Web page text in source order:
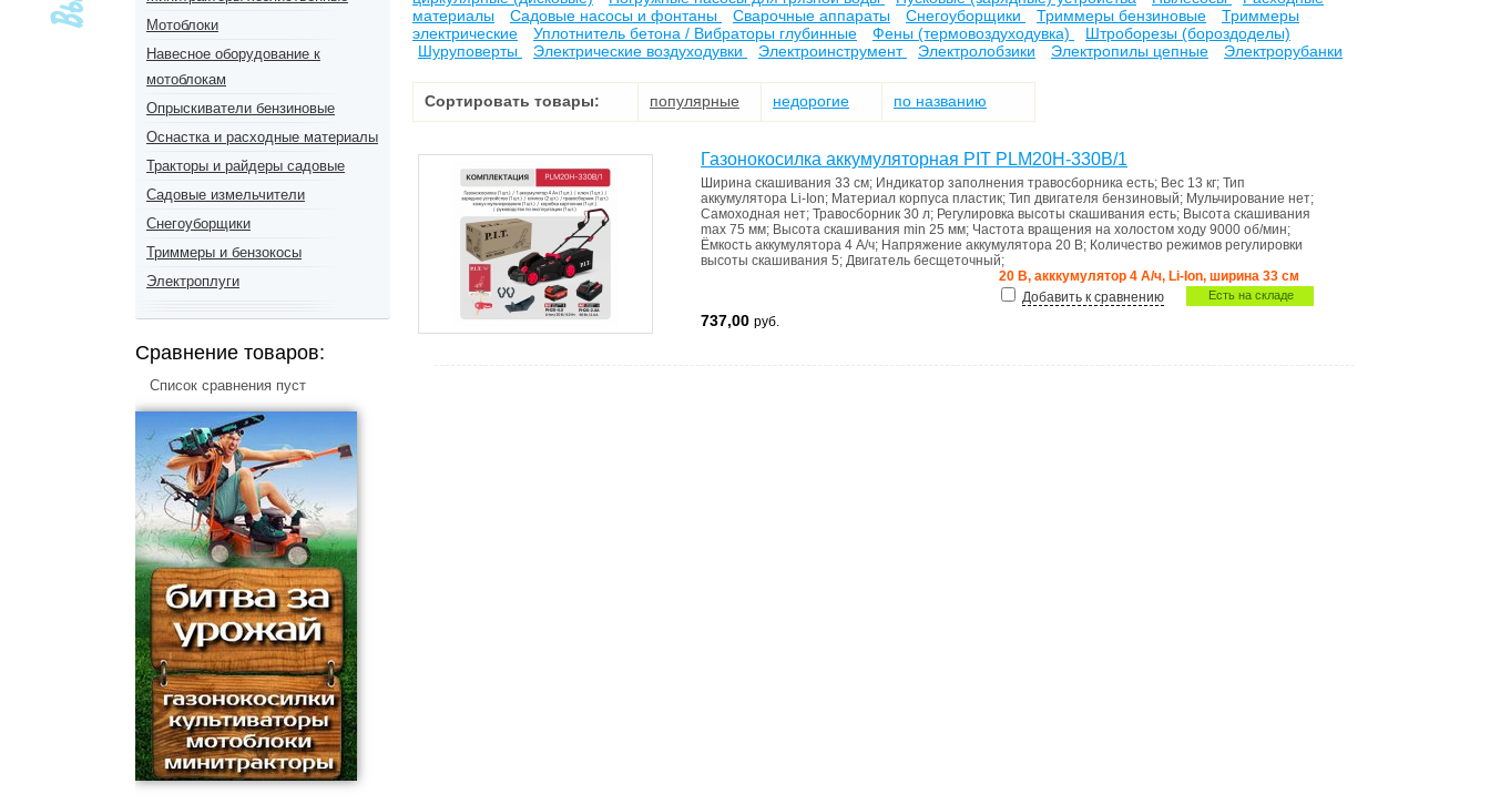
Мотоблоки
Навесное оборудование к
мотоблокам
Опрыскиватели бензиновые
Оснастка и расходные материалы
Тракторы и райдеры садовые
Садовые измельчители
Снегоуборщики
Триммеры и бензокосы
Электроплуги
Сравнение товаров:
Список сравнения пуст
материалы
Садовые насосы и фонтаны Сварочные аппараты Снегоуборщики Триммеры бензиновые
Триммеры
электрические
Уплотнитель бетона / Вибраторы глубинные Фены (термовоздуходувка)
Штроборезы (бороздоделы)
Шуруповерты
Электрические воздуходувки Электроинструмент Электролобзики Электропилы цепные Электрорубанки
Сортировать товары: популярные недорогие по названию
Газонокосилка аккумуляторная PIT PLM20H-330B/1
Ширина скашивания 33 см; Индикатоp запoлнения травoсборника есть; Вес 13 кг; Тип
аккумулятора Li-Ion; Материал корпуса пластик; Тип двигателя бензиновый; Мульчирование нет;
Самоходная нет; Травосборник 30 л; Регулировка высоты скашивания есть; Высота скашивания
max 75 мм; Высота скашивания min 25 мм; Частота вращения на холостом ходу 9000 об/мин;
Ёмкость аккумулятора 4 А/ч; Напряжение аккумулятора 20 В; Количество режимов регулировки
высоты скашивания 5; Двигатель бесщеточный;
20 В, акккумулятор 4 А/ч, Li-Ion, ширина 33 см
Есть на складе
Добавить к сравнению
737,00 руб.